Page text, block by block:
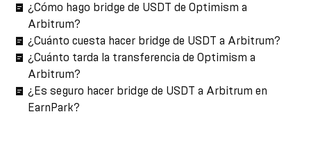
¿Cómo hago bridge de USDT de Optimism a
Arbitrum?
¿Cuánto cuesta hacer bridge de USDT a Arbitrum?
¿Cuánto tarda la transferencia de Optimism a
Arbitrum?
¿Es seguro hacer bridge de USDT a Arbitrum en
EarnPark?